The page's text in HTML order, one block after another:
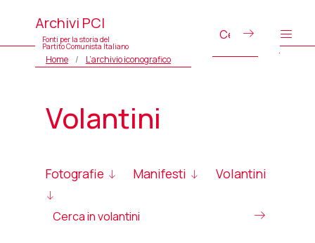
Archivi PCI
Fonti per la storia del
Partito Comunista Italiano
Home L’archivio iconografico
Volantini
Fotografie Manifesti Volantini